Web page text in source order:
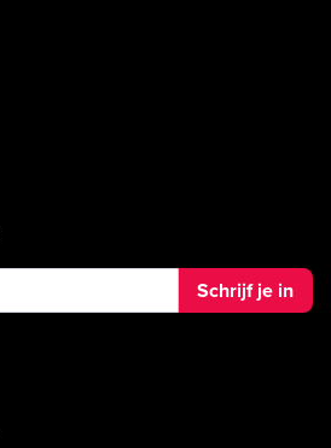
Schrijf je in